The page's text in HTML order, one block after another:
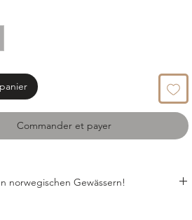
Commander et payer
norwegischen Gewässern!